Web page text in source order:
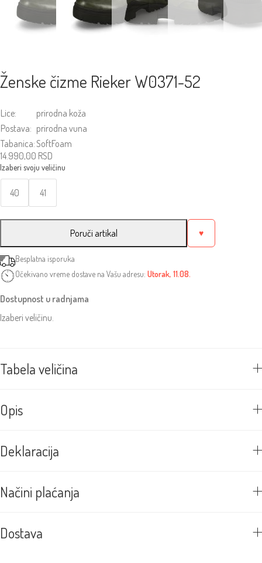
Ženske čizme Rieker W0371-52
Lice:
prirodna koža
Postava: prirodna vuna
Tabanica:SoftFoam
14.990,00 RSD
40 41
Poruči artikal ♥
Besplatna isporuka
Očekivano vreme dostave na Vašu adresu: Utorak, 11.08.
Dostupnost u radnjama
Izaberi veličinu.
Tabela veličina
Opis
Deklaracija
Načini plaćanja
Dostava